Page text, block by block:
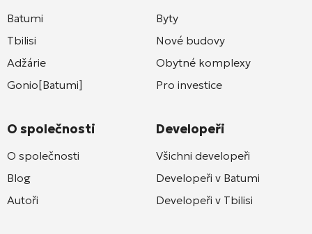
Batumi
Tbilisi
Adžárie
Gonio[Batumi]
O společnosti
O společnosti
Blog
Autoři
Byty
Nové budovy
Obytné komplexy
Pro investice
Developeři
Všichni developeři
Developeři v Batumi
Developeři v Tbilisi